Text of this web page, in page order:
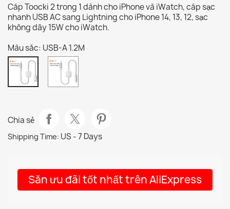
Cáp Toocki 2 trong 1 dành cho iPhone và iWatch, cáp sạc
nhanh USB AC sang Lightning cho iPhone 14, 13, 12, sạc
không dây 15W cho iWatch.
Màu săc: USB-A 1.2M
USB-
Chia sẻ
Shipping Time: US - 7 Days
Săn ưu đãi tốt nhất trên AliExpress